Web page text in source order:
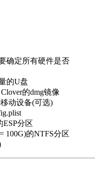
确定所有硬件是否
的U盘
的dmg镜像
动设备(可选)
分区
100G)的NTFS分区